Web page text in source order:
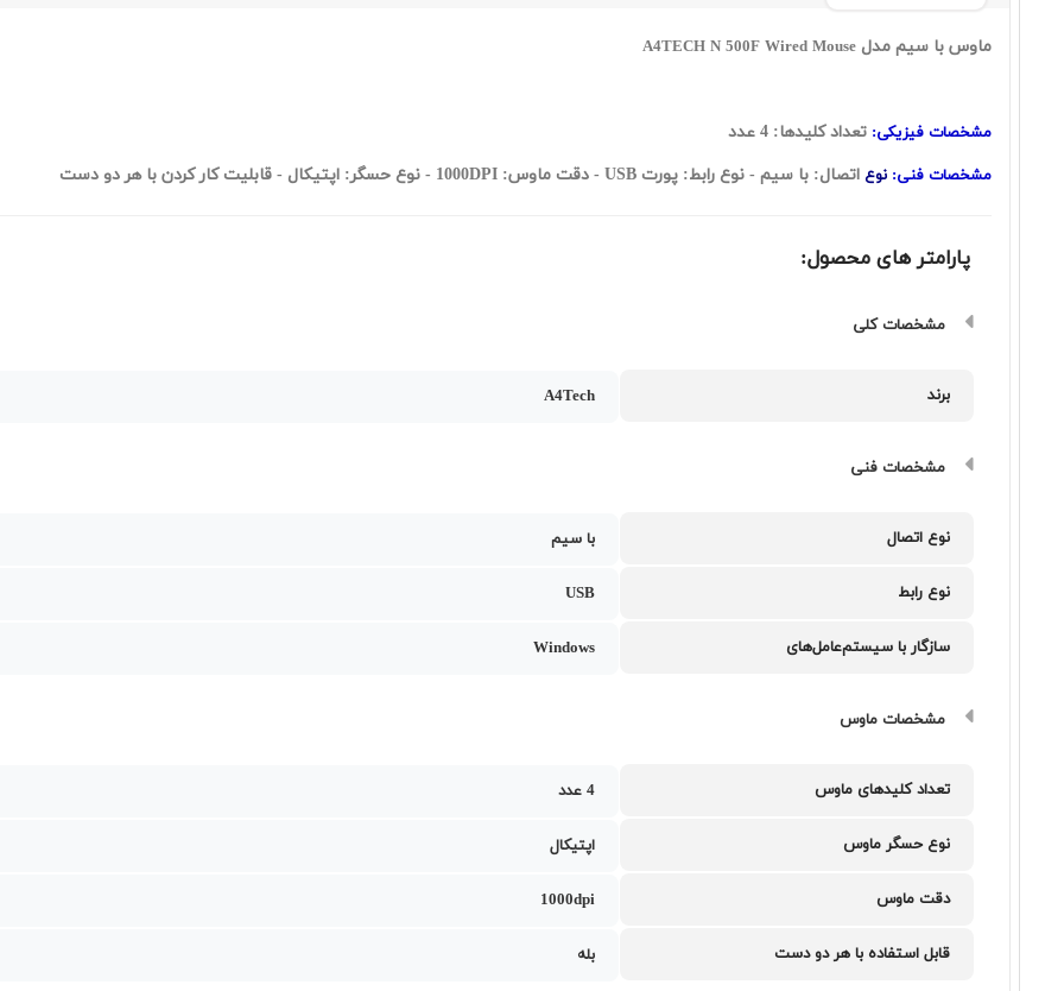
ماوس با سیم مدل A4TECH N 500F Wired Mouse
مشخصات فیزیکی: تعداد کلیدها: 4 عدد
مشخصات فنی: نوع اتصال: با سیم - نوع رابط: پورت USB - دقت ماوس: 1000DPI - نوع حسگر: اپتیکال - قابلیت کار کردن با هر دو دست
پارامتر های محصول:
مشخصات کلی
برند A4Tech
مشخصات فنی
نوع اتصال با سیم
نوع رابط USB
سازگار با سیستم‌عامل‌های Windows
مشخصات ماوس
تعداد کلیدهای ماوس 4 عدد
نوع حسگر ماوس اپتیکال
دقت ماوس 1000dpi
قابل استفاده با هر دو دست بله